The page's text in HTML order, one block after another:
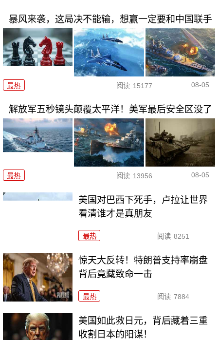
暴风来袭，这局决不能输，想赢一定要和中国联手
最热 阅读 15177 08-05
解放军五秒镜头颠覆太平洋！美军最后安全区没了
最热 阅读 13956 08-05
美国对巴西下死手，卢拉让世界
看清谁才是真朋友
最热 阅读 8251
惊天大反转！特朗普支持率崩盘
背后竟藏致命一击
最热 阅读 7884
美国如此救日元，背后藏着三重
收割日本的阳谋！